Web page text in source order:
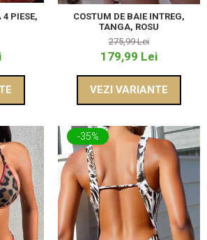
PIESE,
COSTUM DE BAIE INTREG,
TANGA, ROSU
275,99 Lei
179,99 Lei
VEZI VARIANTE
-35%